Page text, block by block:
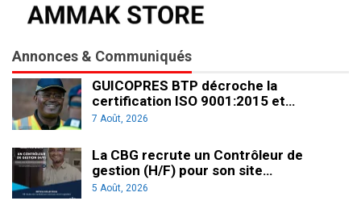
Annonces & Communiqués
GUICOPRES BTP décroche la
certification ISO 9001:2015 et…
7 Août, 2026
La CBG recrute un Contrôleur de
gestion (H/F) pour son site…
5 Août, 2026